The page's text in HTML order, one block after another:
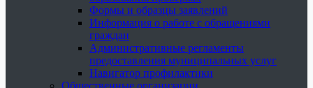
Формы и образцы заявлений
Информация о работе с обращениями
граждан
Административные регламенты
предоставления муниципальных услуг
Навигатор профилактики
Общественные организации